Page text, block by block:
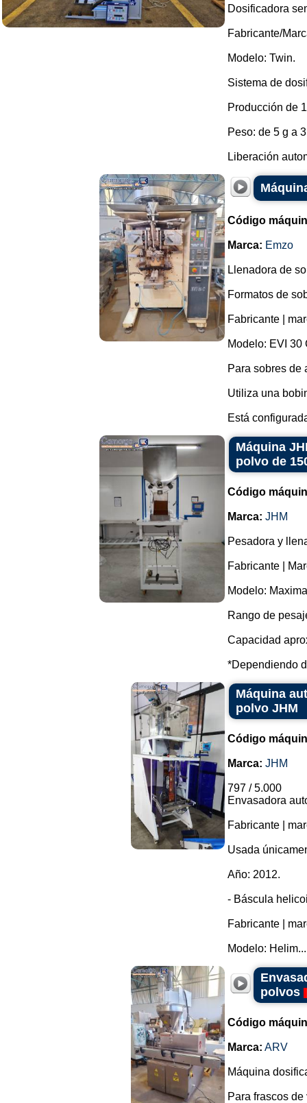
Dosificadora
Fabricante/
Modelo: Twin.
Sistema de
Producción de
Peso: de 5 g a
Liberación
Código
Marca: Emzo
Llenadora de
Formatos de
Fabricante |
Modelo: EVI 30
Para sobres de
Utiliza una
Está
Máquina
polvo de
Código
Marca: JHM
Pesadora y
Fabricante |
Modelo:
Rango de
Capacidad
*Dependiendo
Máquina
polvo JHM
Código
Marca: JHM
797 / 5.000
Envasadora
Fabricante |
Usada
Año: 2012.
- Báscula
Fabricante |
Modelo: Helim...
polvos
Código
Marca: ARV
Máquina
Para frascos